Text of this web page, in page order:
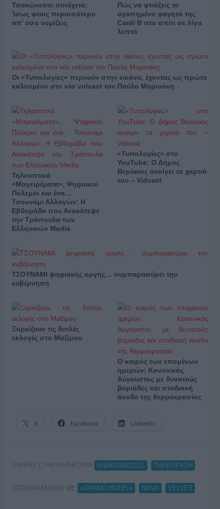
Τσακώνεσαι συνέχεια;
Ίσως φταις περισσότερο
απ’ όσο νομίζεις
Πώς να φτιάξεις το
αγαπημένο φαγητό της
Cardi B στο σπίτι σε λίγα
λεπτά
Οι «Τυπολογίες» περνούν στην εικόνα, έχοντας ως πρώτο
καλεσμένο στο νέο vidcast τον Παύλο Μαρινάκη
Τηλεοπτικά
«Μαγειρέματα», Ψηφιακοί
Πόλεμοι και ένα…
Τσουνάμι Αλλαγών: Η
Εβδομάδα που Ανακάτεψε
την Τράπουλα των
Ελληνικών Media
«Τυπολογίες» στο
YouTube: Ο Δήμος
Βερύκιος ανοίγει τα χαρτιά
του – Vidcast
ΤΣΟΥΝΑΜΙ ψηφιακής οργής… συμπαρασύρει την
κυβέρνηση
Ξορκίζουν τις διπλές
εκλογές στο Μαξίμου
Ο καιρός των επομένων
ημερών: Κανονικός
Αύγουστος με δυνατούς
βοριάδες και σταδιακή
άνοδο της θερμοκρασίας
X Facebook LinkedIn
ΑΝΗΚΕΙ ΣΤΗΝ ΚΑΤΗΓΟΡΙΑ: ΑΝΑΚΟΙΝΩΣΕΙΣ ΤΗΛΕΟΡΑΣΗ
ΕΠΙΣΗΜΑΣΜΕΝΟ ΜΕ: «GRAND HOTEL» NOVA VELVET